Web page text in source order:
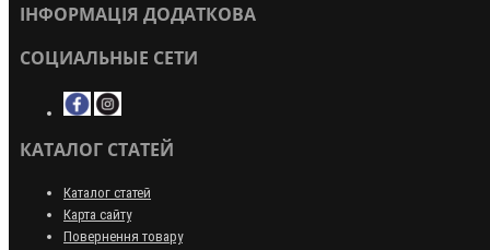
ІНФОРМАЦІЯ ДОДАТКОВА
СОЦИАЛЬНЫЕ СЕТИ
КАТАЛОГ СТАТЕЙ
Каталог статей
Карта сайту
Повернення товару